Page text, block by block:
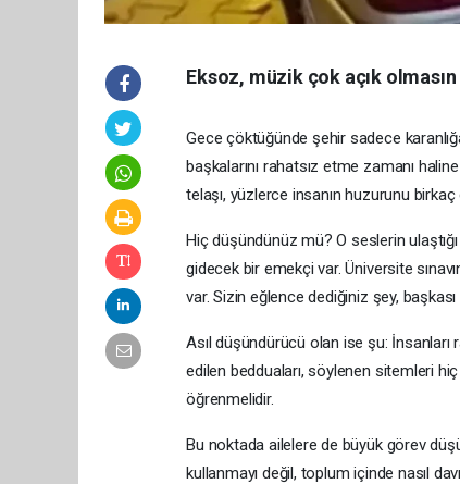
Eksoz, müzik çok açık olmasın
Gece çöktüğünde şehir sadece
başkalarını rahatsız etme zamanı
telaşı, yüzlerce insanın huzurunu
Hiç düşündünüz mü? O seslerin
gidecek bir emekçi var. Üniversite
var. Sizin eğlence dediğiniz şey,
Asıl düşündürücü olan ise şu: İnsanları
edilen bedduaları, söylenen sitemleri
öğrenmelidir.
Bu noktada ailelere de büyük görev
kullanmayı değil, toplum içinde nasıl